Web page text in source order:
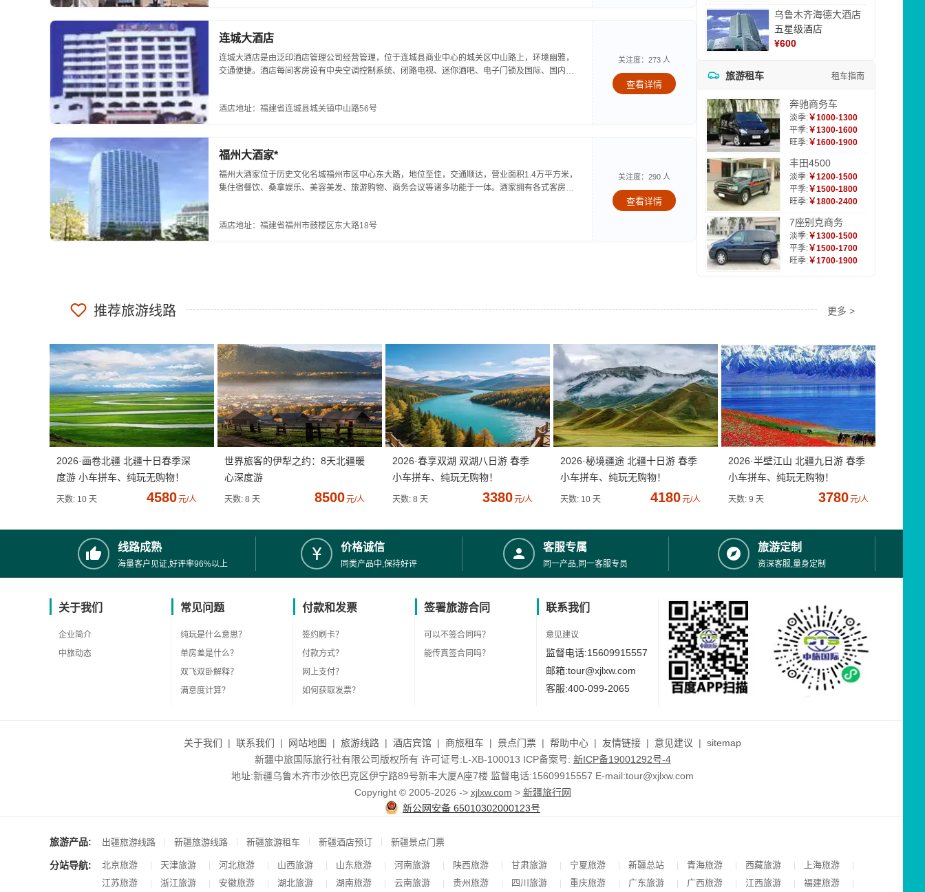
连城大酒店
连城大酒店是由泛印酒店管理公司经营管理，位于连城县商业中心的城关区中山路上，环境幽雅，
交通便捷。酒店每间客房设有中央空调控制系统、闭路电视、迷你酒吧、电子门锁及国际、国内直
酒店地址：福建省连城县城关镇中山路56号
关注度：273 人
查看详情
福州大酒家*
福州大酒家位于历史文化名城福州市区中心东大路，地位至佳，交通顺达，营业面积1.4万平方米，
集住宿餐饮、桑拿娱乐、美容美发、旅游购物、商务会议等诸多功能于一体。酒家拥有各式客房，
酒店地址：福建省福州市鼓楼区东大路18号
关注度：290 人
查看详情
乌鲁木齐海德大酒店
五星级酒店
¥600
旅游租车 租车指南
奔驰商务车
淡季:￥1000-1300
平季:￥1300-1600
旺季:￥1600-1900
丰田4500
淡季:￥1200-1500
平季:￥1500-1800
旺季:￥1800-2400
7座别克商务
淡季:￥1300-1500
平季:￥1500-1700
旺季:￥1700-1900
推荐旅游线路 更多 >
2026·画卷北疆 北疆十日春季深
度游 小车拼车、纯玩无购物！
天数: 10 天 4580元/人
世界旅客的伊犁之约：8天北疆暖
心深度游
天数: 8 天 8500元/人
2026·春享双湖 双湖八日游 春季
小车拼车、纯玩无购物！
天数: 8 天 3380元/人
2026·秘境疆途 北疆十日游 春季
小车拼车、纯玩无购物！
天数: 10 天 4180元/人
2026·半壁江山 北疆九日游 春季
小车拼车、纯玩无购物！
天数: 9 天 3780元/人
线路成熟
海量客户见证,好评率96%以上
价格诚信
同类产品中,保持好评
客服专属
同一产品,同一客服专员
旅游定制
资深客服,量身定制
关于我们
企业简介
中旅动态
常见问题
纯玩是什么意思？
单房差是什么？
双飞双卧解释？
满意度计算？
付款和发票
签约刷卡？
付款方式？
网上支付？
如何获取发票？
签署旅游合同
可以不签合同吗？
能传真签合同吗？
联系我们
意见建议
监督电话:15609915557
邮箱:tour@xjlxw.com
客服:400-099-2065
关于我们 | 联系我们 | 网站地图 | 旅游线路 | 酒店宾馆 | 商旅租车 | 景点门票 | 帮助中心 | 友情链接 | 意见建议 | sitemap
新疆中旅国际旅行社有限公司版权所有 许可证号:L-XB-100013 ICP备案号: 新ICP备19001292号-4
地址:新疆乌鲁木齐市沙依巴克区伊宁路89号新丰大厦A座7楼 监督电话:15609915557 E-mail:tour@xjlxw.com
Copyright © 2005-2026 -> xjlxw.com > 新疆旅行网
新公网安备 65010302000123号
旅游产品: 出疆旅游线路 新疆旅游线路 新疆旅游租车 新疆酒店预订 新疆景点门票
分站导航: 北京旅游 天津旅游 河北旅游 山西旅游 山东旅游 河南旅游 陕西旅游 甘肃旅游 宁夏旅游 新疆总站 青海旅游 西藏旅游 上海旅游
江苏旅游 浙江旅游 安徽旅游 湖北旅游 湖南旅游 云南旅游 贵州旅游 四川旅游 重庆旅游 广东旅游 广西旅游 江西旅游 福建旅游